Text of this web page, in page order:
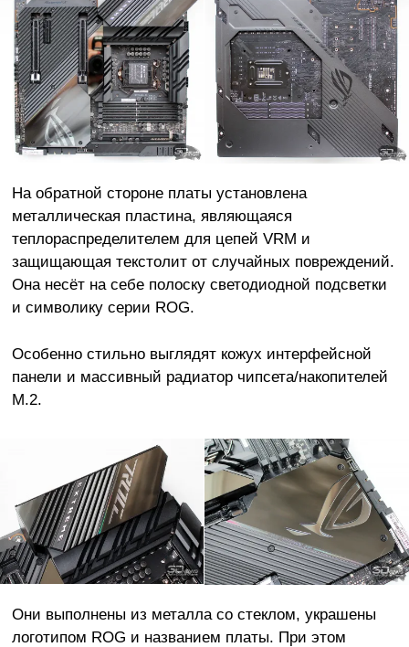
На обратной стороне платы установлена
металлическая пластина, являющаяся
теплораспределителем для цепей VRM и
защищающая текстолит от случайных повреждений.
Она несёт на себе полоску светодиодной подсветки
и символику серии ROG.
Особенно стильно выглядят кожух интерфейсной
панели и массивный радиатор чипсета/накопителей
M.2.
Они выполнены из металла со стеклом, украшены
логотипом ROG и названием платы. При этом